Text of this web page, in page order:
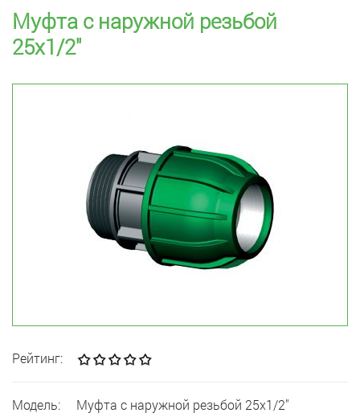
Муфта с наружной резьбой
25x1/2"
Рейтинг:
Модель:
Муфта с наружной резьбой 25x1/2"